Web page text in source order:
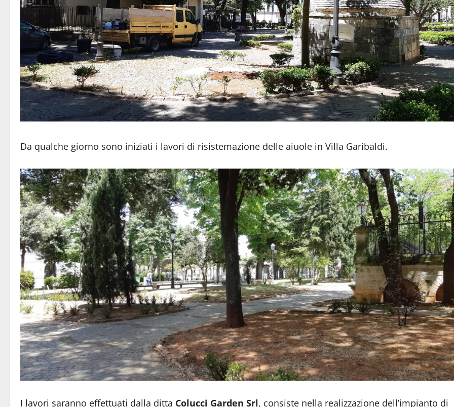
Da qualche giorno sono iniziati i lavori di risistemazione delle aiuole in Villa Garibaldi.
I lavori saranno effettuati dalla ditta Colucci Garden Srl, consiste nella realizzazione dell’impianto di